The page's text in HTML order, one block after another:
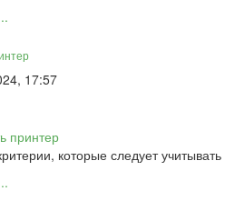
17:57
которые следует